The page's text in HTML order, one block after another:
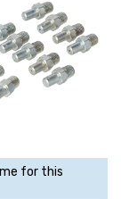
for this